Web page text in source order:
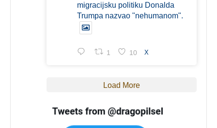
migracijsku politiku Donalda
Trumpa nazvao "nehumanom".
1 10 X
Load More